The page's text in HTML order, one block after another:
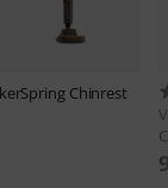
Chinrest